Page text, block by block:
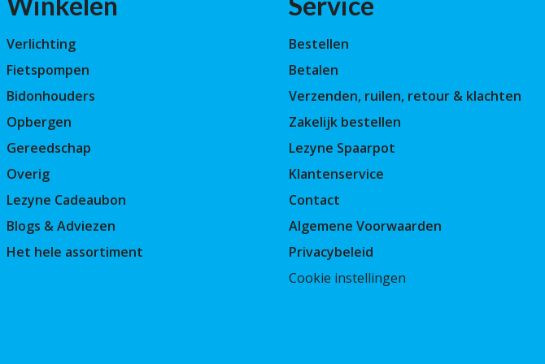
Verlichting
Fietspompen
Bidonhouders
Opbergen
Gereedschap
Overig
Lezyne Cadeaubon
Blogs & Adviezen
Het hele assortiment
Bestellen
Betalen
Verzenden, ruilen, retour & klachten
Zakelijk bestellen
Lezyne Spaarpot
Klantenservice
Contact
Algemene Voorwaarden
Privacybeleid
Cookie instellingen